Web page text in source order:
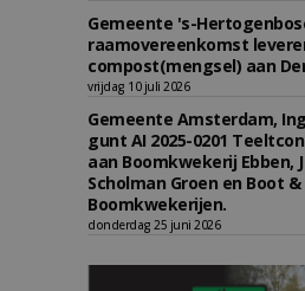
Gemeente 's-
raamovereenkomst
compost(mengsel) aan
vrijdag 10 juli 2026
Gemeente Amsterdam,
gunt AI 2025-0201
aan Boomkwekerij Ebben,
Scholman Groen en Boot
Boomkwekerijen.
donderdag 25 juni 2026